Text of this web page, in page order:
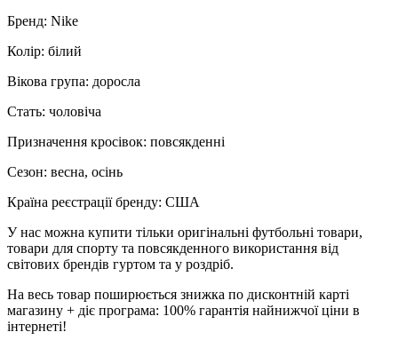
Бренд: Nike
Колір: білий
Вікова група: доросла
Стать: чоловіча
Призначення кросівок: повсякденні
Сезон: весна, осінь
Країна реєстрації бренду: США
У нас можна купити тільки оригінальні футбольні товари,
товари для спорту та повсякденного використання від
світових брендів гуртом та у роздріб.
На весь товар поширюється знижка по дисконтній карті
магазину + діє програма: 100% гарантія найнижчої ціни в
інтернеті!